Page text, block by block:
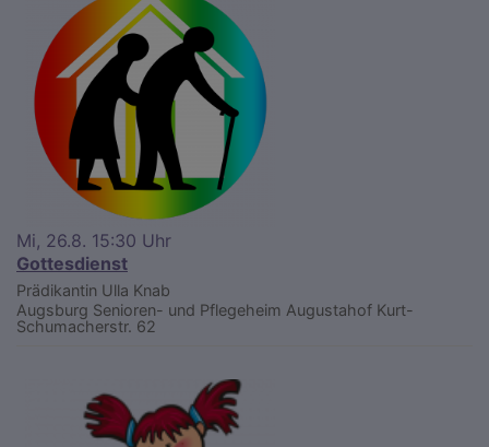
Mi, 26.8. 15:30 Uhr
Gottesdienst
Prädikantin Ulla Knab
Augsburg Senioren- und Pflegeheim Augustahof Kurt-
Schumacherstr. 62